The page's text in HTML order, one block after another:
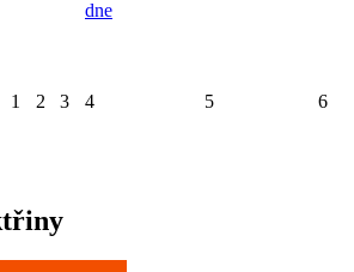
dne
1 2 3 4 5 6